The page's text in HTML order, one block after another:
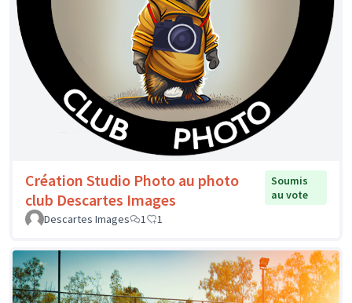
Création Studio Photo au photo
club Descartes Images
Soumis
au vote
Descartes Images
1 1